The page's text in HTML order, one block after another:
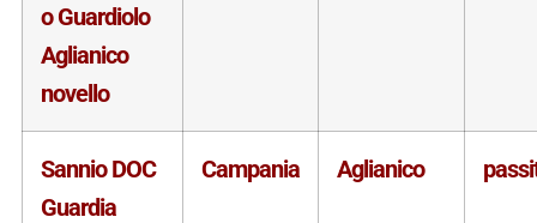
o Guardiolo
Aglianico
novello
Sannio DOC
Guardia
Campania Aglianico